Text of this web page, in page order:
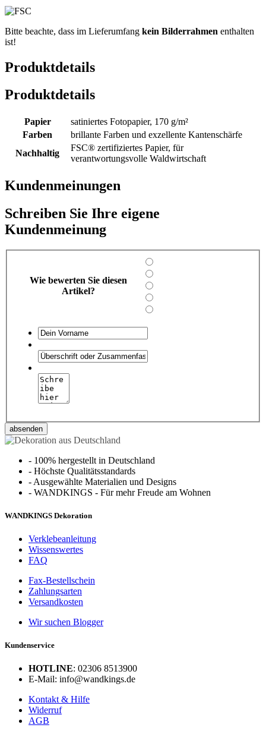
Bitte beachte, dass im Lieferumfang kein Bilderrahmen enthalten
ist!
Produktdetails
Produktdetails
Papier
satiniertes Fotopapier, 170 g/m²
Farben
brillante Farben und exzellente Kantenschärfe
Nachhaltig
FSC® zertifiziertes Papier, für
verantwortungsvolle Waldwirtschaft
Kundenmeinungen
Schreiben Sie Ihre eigene
Kundenmeinung
Wie bewerten Sie diesen
Artikel?
absenden
- 100% hergestellt in Deutschland
- Höchste Qualitätsstandards
- Ausgewählte Materialien und Designs
- WANDKINGS - Für mehr Freude am Wohnen
WANDKINGS Dekoration
Verklebeanleitung
Wissenswertes
FAQ
Fax-Bestellschein
Zahlungsarten
Versandkosten
Wir suchen Blogger
Kundenservice
HOTLINE: 02306 8513900
E-Mail: info@wandkings.de
Kontakt & Hilfe
Widerruf
AGB